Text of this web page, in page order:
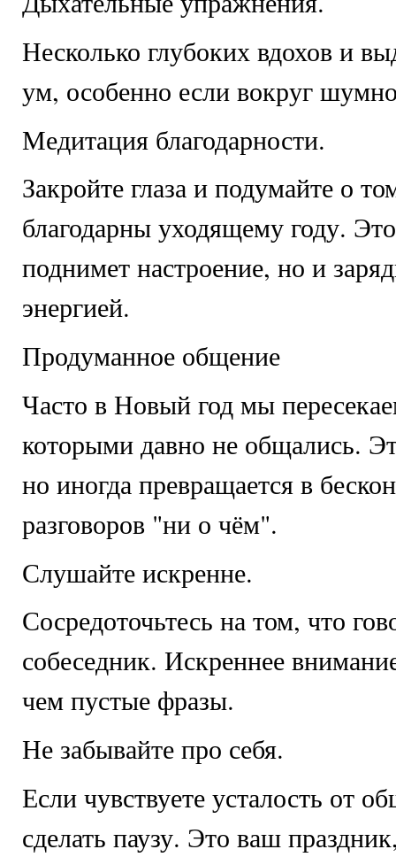
Несколько глубоких вдохов и
ум, особенно если вокруг
Медитация благодарности.
Закройте глаза и подумайте о
благодарны уходящему году.
поднимет настроение, но и
энергией.
Продуманное общение
Часто в Новый год мы
которыми давно не общались.
но иногда превращается в
разговоров "ни о чём".
Слушайте искренне.
Сосредоточьтесь на том, что
собеседник. Искреннее
чем пустые фразы.
Не забывайте про себя.
Если чувствуете усталость от
сделать паузу. Это ваш